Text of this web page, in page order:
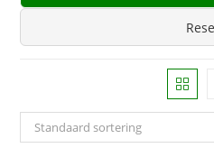
Standaard sortering